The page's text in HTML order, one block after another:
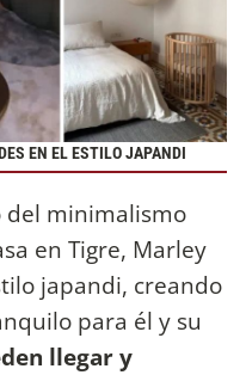
EN EL ESTILO JAPANDI
del minimalismo
en Tigre, Marley
japandi, creando
para él y su
llegar y